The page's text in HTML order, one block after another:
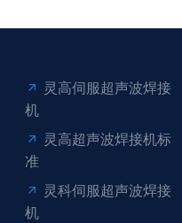
灵高伺服超声波焊接
机
灵高超声波焊接机标
准
灵科伺服超声波焊接
机